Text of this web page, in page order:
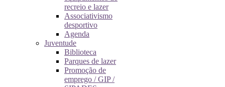
recreio e lazer
Associativismo
desportivo
Agenda
Juventude
Biblioteca
Parques de lazer
Promoção de
emprego / GIP /